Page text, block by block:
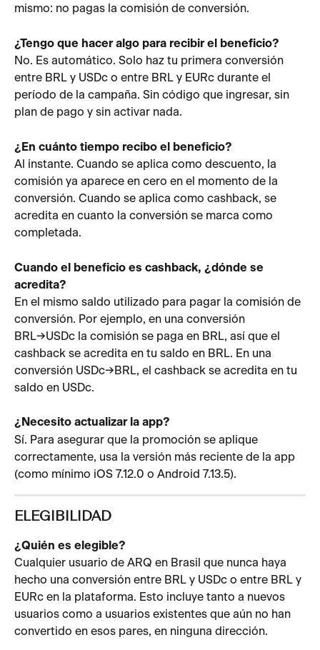
mismo: no pagas la comisión de conversión.
¿Tengo que hacer algo para recibir el beneficio?
No. Es automático. Solo haz tu primera conversión
entre BRL y USDc o entre BRL y EURc durante el
período de la campaña. Sin código que ingresar, sin
plan de pago y sin activar nada.
¿En cuánto tiempo recibo el beneficio?
Al instante. Cuando se aplica como descuento, la
comisión ya aparece en cero en el momento de la
conversión. Cuando se aplica como cashback, se
acredita en cuanto la conversión se marca como
completada.
Cuando el beneficio es cashback, ¿dónde se
acredita?
En el mismo saldo utilizado para pagar la comisión de
conversión. Por ejemplo, en una conversión
BRL→USDc la comisión se paga en BRL, así que el
cashback se acredita en tu saldo en BRL. En una
conversión USDc→BRL, el cashback se acredita en tu
saldo en USDc.
¿Necesito actualizar la app?
Sí. Para asegurar que la promoción se aplique
correctamente, usa la versión más reciente de la app
(como mínimo iOS 7.12.0 o Android 7.13.5).
ELEGIBILIDAD
¿Quién es elegible?
Cualquier usuario de ARQ en Brasil que nunca haya
hecho una conversión entre BRL y USDc o entre BRL y
EURc en la plataforma. Esto incluye tanto a nuevos
usuarios como a usuarios existentes que aún no han
convertido en esos pares, en ninguna dirección.